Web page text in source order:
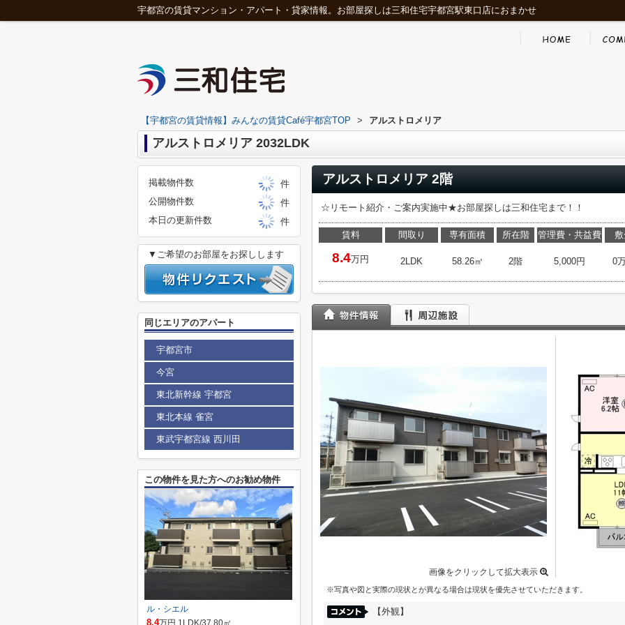
宇都宮の賃貸マンション・アパート・貸家情報。お部屋探しは三和住宅宇都宮駅東口店におまかせ
【宇都宮の賃貸情報】みんなの賃貸Café宇都宮TOP > アルストロメリア
アルストロメリア 2032LDK
アルストロメリア 2階
☆リモート紹介・ご案内実施中★お部屋探しは三和住宅まで！！
賃料
8.4万円
間取り
2LDK
専有面積
58.26㎡
所在階
2階
管理費・共益費
5,000円 0
画像をクリックして拡大表示
※写真や図と実際の現状とが異なる場合は現状を優先させていただきます。
【外観】
掲載物件数
件
公開物件数
件
本日の更新件数
件
▼ご希望のお部屋をお探しします
同じエリアのアパート
宇都宮市
今宮
東北新幹線 宇都宮
東北本線 雀宮
東武宇都宮線 西川田
この物件を見た方へのお勧め物件
ル・シエル
8.4万円 1LDK/37.80㎡